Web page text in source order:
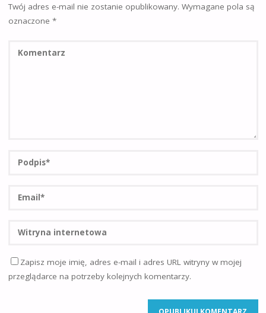
Twój adres e-mail nie zostanie opublikowany. Wymagane pola są
oznaczone *
Zapisz moje imię, adres e-mail i adres URL witryny w mojej
przeglądarce na potrzeby kolejnych komentarzy.